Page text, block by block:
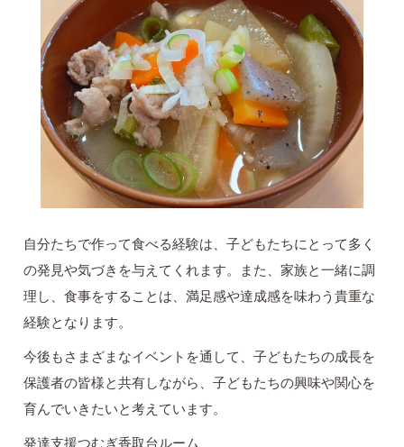
自分たちで作って食べる経験は、子どもたちにとって多く
の発見や気づきを与えてくれます。また、家族と一緒に調
理し、食事をすることは、満足感や達成感を味わう貴重な
経験となります。
今後もさまざまなイベントを通して、子どもたちの成長を
保護者の皆様と共有しながら、子どもたちの興味や関心を
育んでいきたいと考えています。
発達支援つむぎ香取台ルーム